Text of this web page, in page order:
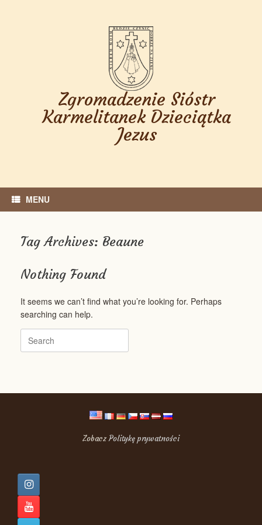
Zgromadzenie Sióstr
Karmelitanek Dzieciątka
Jezus
MENU
Tag Archives: Beaune
Nothing Found
It seems we can’t find what you’re looking for. Perhaps
searching can help.
Search
for:
ZobaczPolitykę prywatności